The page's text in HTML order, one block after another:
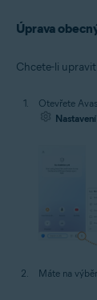
Úprava
Chcete-li
Otevřete
Nastavení
Máte na